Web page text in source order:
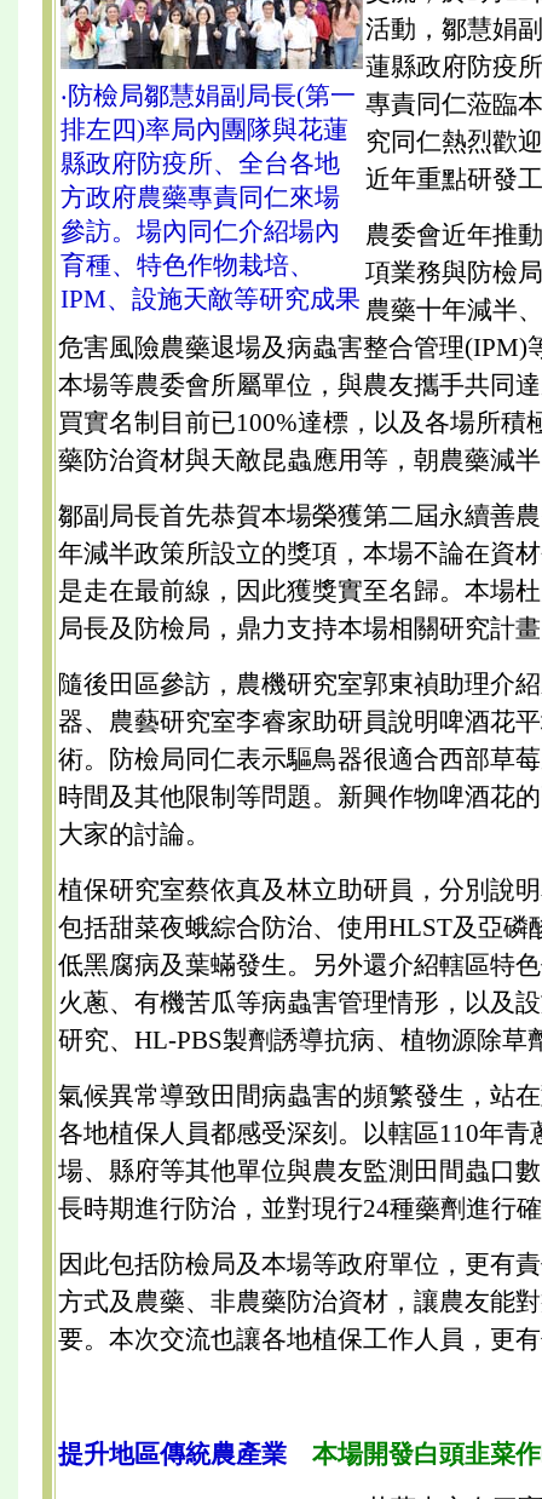
‧防檢局鄒慧娟副局長(第一
排左四)率局內團隊與花蓮
縣政府防疫所、全台各地
方政府農藥專責同仁來場
參訪。場內同仁介紹場內
育種、特色作物栽培、
IPM、設施天敵等研究成果
活動，鄒慧娟
蓮縣政府防疫
專責同仁蒞臨
究同仁熱烈歡
近年重點研發
農委會近年推
項業務與防檢
農藥十年減半
危害風險農藥退場及病蟲害整合管理(IPM)
本場等農委會所屬單位，與農友攜手共同
買實名制目前已100%達標，以及各場所積
藥防治資材與天敵昆蟲應用等，朝農藥減
鄒副局長首先恭賀本場榮獲第二屆永續善
年減半政策所設立的獎項，本場不論在資
是走在最前線，因此獲獎實至名歸。本場
局長及防檢局，鼎力支持本場相關研究計
隨後田區參訪，農機研究室郭東禎助理介
器、農藝研究室李睿家助研員說明啤酒花
術。防檢局同仁表示驅鳥器很適合西部草
時間及其他限制等問題。新興作物啤酒花
大家的討論。
植保研究室蔡依真及林立助研員，分別說
包括甜菜夜蛾綜合防治、使用HLST及亞磷
低黑腐病及葉蟎發生。另外還介紹轄區特
火蔥、有機苦瓜等病蟲害管理情形，以及
研究、HL-PBS製劑誘導抗病、植物源除草
氣候異常導致田間病蟲害的頻繁發生，站
各地植保人員都感受深刻。以轄區110年青
場、縣府等其他單位與農友監測田間蟲口
長時期進行防治，並對現行24種藥劑進行
因此包括防檢局及本場等政府單位，更有
方式及農藥、非農藥防治資材，讓農友能
要。本次交流也讓各地植保工作人員，更
提升地區傳統農產業
本場開發白頭韭菜